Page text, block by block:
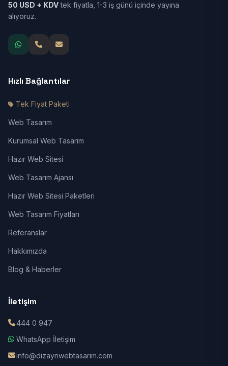
50 USD + KDVtek fiyatla, 1-3 iş günü içinde yayına
alıyoruz.
Hızlı Bağlantılar
Tek Fiyat Paketi
Web Tasarım
Kurumsal Web Tasarım
Hazır Web Sitesi
Web Tasarım Ajansı
Hazır Web Sitesi Paketleri
Web Tasarım Fiyatları
Referanslar
Hakkımızda
Blog & Haberler
İletişim
444 0 947
WhatsApp İletişim
info@dizaynwebtasarim.com